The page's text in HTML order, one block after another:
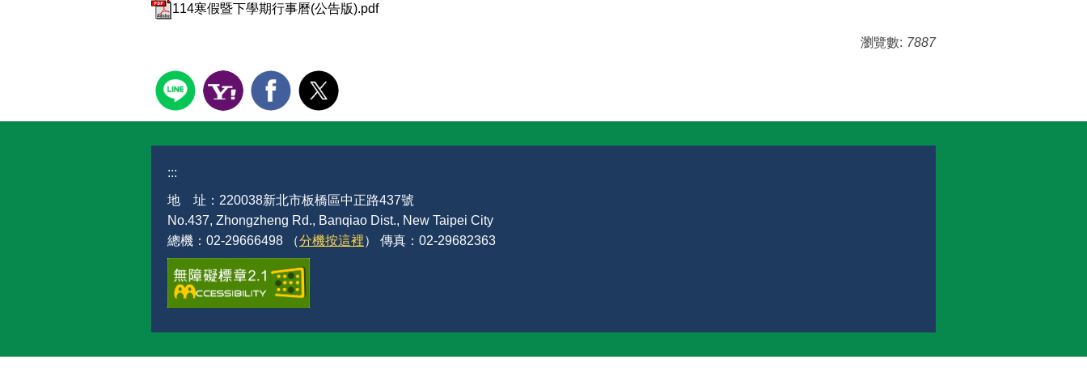
114寒假暨下學期行事曆(公告版).pdf
瀏覽數: 7887
:::
地 址：220038新北市板橋區中正路437號
No.437, Zhongzheng Rd., Banqiao Dist., New Taipei City
總機：02-29666498 （分機按這裡） 傳真：02-29682363